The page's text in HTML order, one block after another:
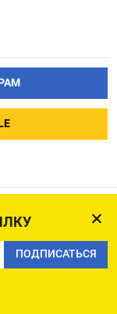
ПОДПИСАТЬСЯ
к